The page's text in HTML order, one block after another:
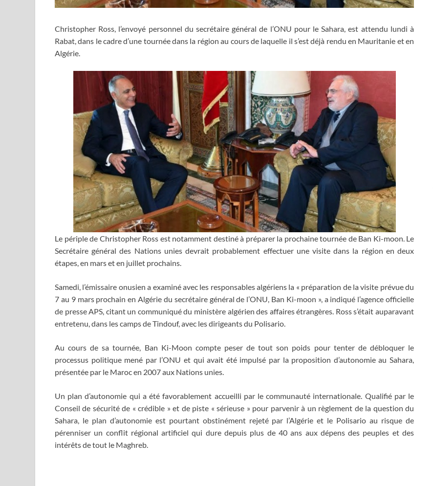
Christopher Ross, l’envoyé personnel du secrétaire général de l’ONU pour le Sahara, est attendu lundi à
Rabat, dans le cadre d’une tournée dans la région au cours de laquelle il s’est déjà rendu en Mauritanie et en
Algérie.
Le périple de Christopher Ross est notamment destiné à préparer la prochaine tournée de Ban Ki-moon. Le
Secrétaire général des Nations unies devrait probablement effectuer une visite dans la région en deux
étapes, en mars et en juillet prochains.
Samedi, l’émissaire onusien a examiné avec les responsables algériens la « préparation de la visite prévue du
7 au 9 mars prochain en Algérie du secrétaire général de l’ONU, Ban Ki-moon », a indiqué l’agence officielle
de presse APS, citant un communiqué du ministère algérien des affaires étrangères. Ross s’était auparavant
entretenu, dans les camps de Tindouf, avec les dirigeants du Polisario.
Au cours de sa tournée, Ban Ki-Moon compte peser de tout son poids pour tenter de débloquer le
processus politique mené par l’ONU et qui avait été impulsé par la proposition d’autonomie au Sahara,
présentée par le Maroc en 2007 aux Nations unies.
Un plan d’autonomie qui a été favorablement accueilli par le communauté internationale. Qualifié par le
Conseil de sécurité de « crédible » et de piste « sérieuse » pour parvenir à un règlement de la question du
Sahara, le plan d’autonomie est pourtant obstinément rejeté par l’Algérie et le Polisario au risque de
pérenniser un conflit régional artificiel qui dure depuis plus de 40 ans aux dépens des peuples et des
intérêts de tout le Maghreb.